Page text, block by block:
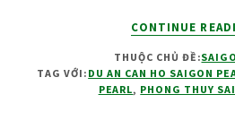
CONTINUE
THUỘC CHỦ ĐỀ:
TAG VỚI: DU AN CAN HO SAIGON
PEARL, PHONG THUY